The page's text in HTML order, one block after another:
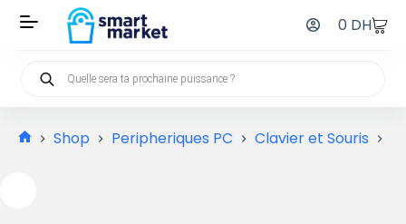
0 DH
Shop Peripheriques PC Clavier et Souris